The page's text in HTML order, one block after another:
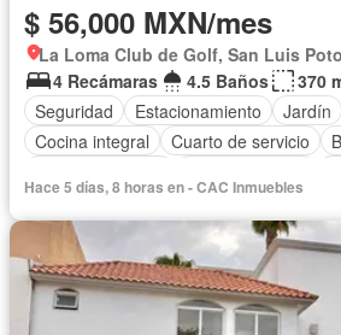
$ 56,000 MXN/mes
La Loma Club de Golf, San Luis
4 Recámaras
4.5 Baños
370
Seguridad
Estacionamiento Jardín
Cocina integral
Cuarto de servicio
Aire acondicionado
Circuito cerrado
Electricidad
Cuarto de
Televisión por cable
Calefacción
Vista panorámica
Recámara con closet
Caseta de vigilancia
Jacuzzi Wifi
Hace 5 días, 8 horas en - CAC Inmuebles